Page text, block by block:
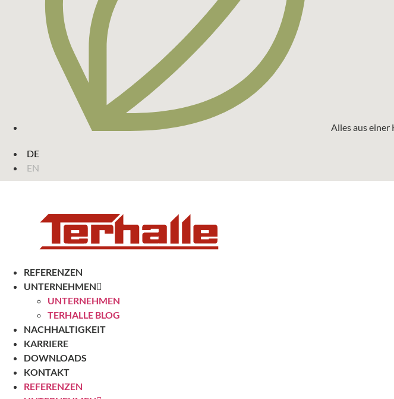
Alles aus einer
DE
EN
REFERENZEN
UNTERNEHMEN
UNTERNEHMEN
TERHALLE BLOG
NACHHALTIGKEIT
KARRIERE
DOWNLOADS
KONTAKT
REFERENZEN